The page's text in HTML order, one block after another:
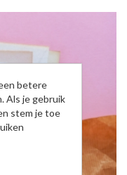
betere
Als je gebruik
stem je toe